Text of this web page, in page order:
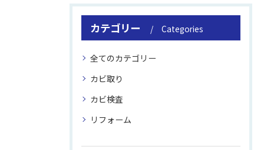
カテゴリー Categories
全てのカテゴリー
カビ取り
カビ検査
リフォーム